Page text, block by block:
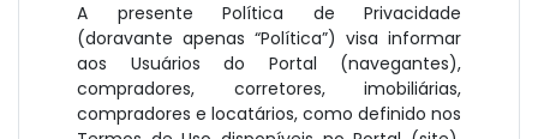
A presente Política de Privacidade
(doravante apenas “Política”) visa informar
aos Usuários do Portal (navegantes),
compradores, corretores, imobiliárias,
compradores e locatários, como definido nos